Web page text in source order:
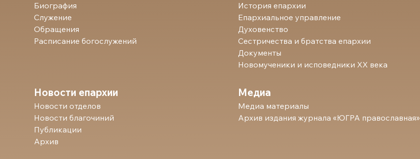
Биография
Служение
Обращения
Расписание богослужений
История епархии
Епархиальное управление
Духовенство
Сестричества и братства епархии
Документы
Новомученики и исповедники ХХ века
Новости епархии
Новости отделов
Новости благочиний
Публикации
Архив
Медиа
Медиа материалы
Архив издания журнала «ЮГРА православная»